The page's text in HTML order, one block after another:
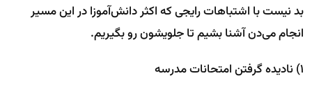
بد نیست با اشتباهات رایجی که اکثر دانش‌آموزا در این مسیر
انجام می‌دن آشنا بشیم تا جلویشون رو بگیریم.
۱) نادیده گرفتن امتحانات مدرسه